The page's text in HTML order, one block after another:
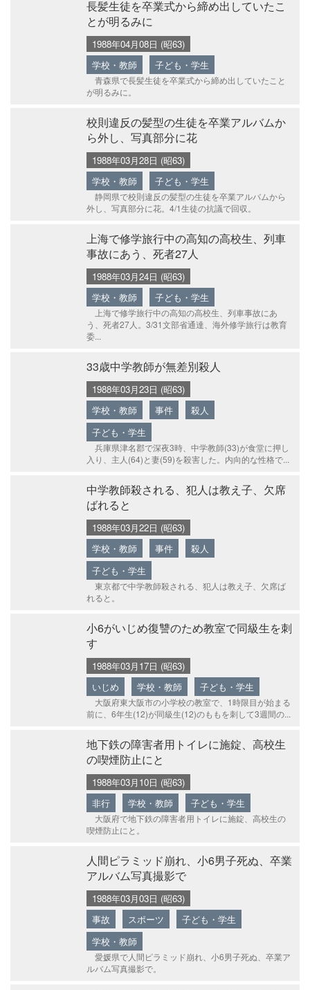
長髪生徒を卒業式から締め出していたこ
とが明るみに
1988年04月08日 (昭63)
学校・教師
子ども・学生
青森県で長髪生徒を卒業式から締め出していたこと
が明るみに。
校則違反の髪型の生徒を卒業アルバムか
ら外し、写真部分に花
1988年03月28日 (昭63)
学校・教師
子ども・学生
静岡県で校則違反の髪型の生徒を卒業アルバムから
外し、写真部分に花。4/1生徒の抗議で回収。
上海で修学旅行中の高知の高校生、列車
事故にあう、死者27人
1988年03月24日 (昭63)
学校・教師
子ども・学生
上海で修学旅行中の高知の高校生、列車事故にあ
う、死者27人。3/31文部省通達、海外修学旅行は教育
委...
33歳中学教師が無差別殺人
1988年03月23日 (昭63)
学校・教師
事件
殺人
子ども・学生
兵庫県津名郡で深夜3時、中学教師(33)が食堂に押し
入り、主人(64)と妻(59)を殺害した。内向的な性格で...
中学教師殺される、犯人は教え子、欠席
ばれると
1988年03月22日 (昭63)
学校・教師
事件
殺人
子ども・学生
東京都で中学教師殺される、犯人は教え子、欠席ば
れると。
小6がいじめ復讐のため教室で同級生を刺
す
1988年03月17日 (昭63)
いじめ
学校・教師 子ども・学生
大阪府東大阪市の小学校の教室で、1時限目が始まる
前に、6年生(12)が同級生(12)のももを刺して3週間の...
地下鉄の障害者用トイレに施錠、高校生
の喫煙防止にと
1988年03月10日 (昭63)
非行
学校・教師 子ども・学生
大阪府で地下鉄の障害者用トイレに施錠、高校生の
喫煙防止にと。
人間ピラミッド崩れ、小6男子死ぬ、卒業
アルバム写真撮影で
1988年03月03日 (昭63)
事故
スポーツ
子ども・学生
学校・教師
愛媛県で人間ピラミッド崩れ、小6男子死ぬ、卒業ア
ルバム写真撮影で。